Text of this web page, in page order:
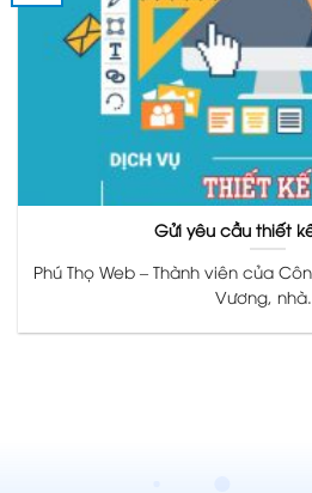
Gửi yêu cầu thiết
Phú Thọ Web – Thành viên của
Vương, nhà...